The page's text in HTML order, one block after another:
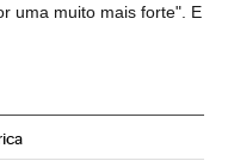
uma muito mais forte". E